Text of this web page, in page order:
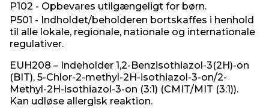
P102 - Opbevares utilgængeligt for børn.
P501 - Indholdet/beholderen bortskaffes i henhold
til alle lokale, regionale, nationale og internationale
regulativer.
EUH208 – Indeholder 1,2-Benzisothiazol-3(2H)-on
(BIT), 5-Chlor-2-methyl-2H-isothiazol-3-on/2-
Methyl-2H-isothiazol-3-on (3:1) (CMIT/MIT (3:1)).
Kan udløse allergisk reaktion.